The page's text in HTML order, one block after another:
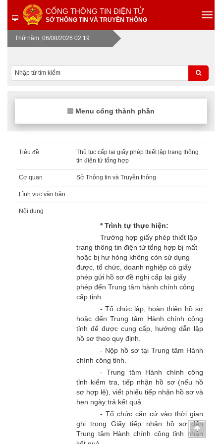
CỔNG THÔNG TIN ĐIỆN TỬ
SỞ THÔNG TIN VÀ TRUYỀN THÔNG
Thứ năm, 06/08/2026 02:19
Menu cổng thành phần
Tiêu đề
Thủ tục cấp lại giấy phép thiết lập trang thông
tin điện tử tổng hợp
Cơ quan Sở Thông tin và Truyền thông
Lĩnh vực văn bản
Nội dung
* Trình tự thực hiện:
Trường hợp giấy phép thiết lập
trang thông tin điện tử tổng hợp bị mất
hoặc bị hư hỏng không còn sử dụng
được, tổ chức, doanh nghiệp có giấy
phép gửi hồ sơ đề nghị cấp lại giấy
phép đến Trung tâm hành chính công
cấp tỉnh
- Tổ chức lập, hoàn thiện hồ sơ
hoặc đến Trung tâm Hành chính công
tỉnh để được cung cấp, hướng dẫn lập
hồ sơ theo quy định.
- Nộp hồ sơ tại Trung tâm Hành
chính công tỉnh.
- Trung tâm Hành chính công
tỉnh kiểm tra, tiếp nhận hồ sơ (nếu hồ
sơ hợp lệ), viết phiếu tiếp nhận hồ sơ và
hẹn ngày trả kết quả.
- Tổ chức căn cứ vào thời gian
ghi trong Giấy tiếp nhận hồ sơ đến
Trung tâm Hành chính công tỉnh nhận